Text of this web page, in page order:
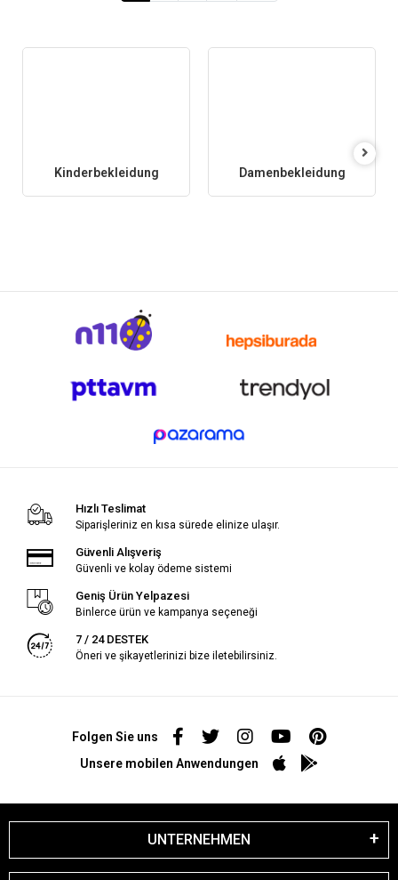
Kinderbekleidung Damenbekleidung
Hızlı Teslimat
Siparişleriniz en kısa sürede elinize ulaşır.
Güvenli Alışveriş
Güvenli ve kolay ödeme sistemi
Geniş Ürün Yelpazesi
Binlerce ürün ve kampanya seçeneği
7 / 24 DESTEK
Öneri ve şikayetlerinizi bize iletebilirsiniz.
Folgen Sie uns
Unsere mobilen Anwendungen
UNTERNEHMEN